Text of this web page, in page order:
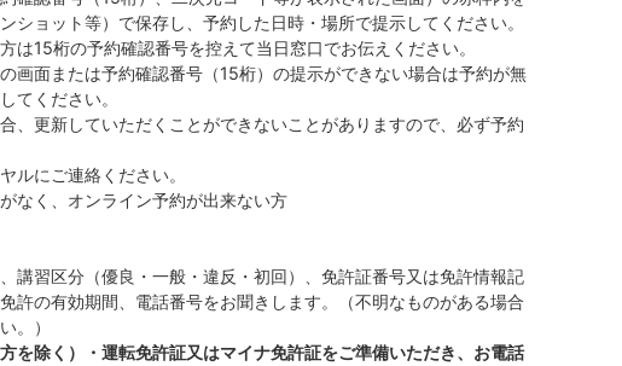
ショット等）で保存し、予約した日時・場所で提示してください。
は15桁の予約確認番号を控えて当日窓口でお伝えください。
画面または予約確認番号（15桁）の提示ができない場合は予約が無
てください。
、更新していただくことができないことがありますので、必ず予約
ルにご連絡ください。
なく、オンライン予約が出来ない方
講習区分（優良・一般・違反・初回）、免許証番号又は免許情報記
許の有効期間、電話番号をお聞きします。（不明なものがある場合
。）
を除く）・運転免許証又はマイナ免許証をご準備いただき、お電話